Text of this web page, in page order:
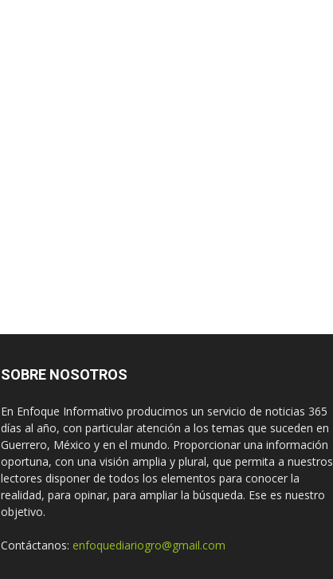
SOBRE NOSOTROS
En Enfoque Informativo producimos un servicio de noticias 365
días al año, con particular atención a los temas que suceden en
Guerrero, México y en el mundo. Proporcionar una información
oportuna, con una visión amplia y plural, que permita a nuestros
lectores disponer de todos los elementos para conocer la
realidad, para opinar, para ampliar la búsqueda. Ese es nuestro
objetivo.
Contáctanos: enfoquediariogro@gmail.com